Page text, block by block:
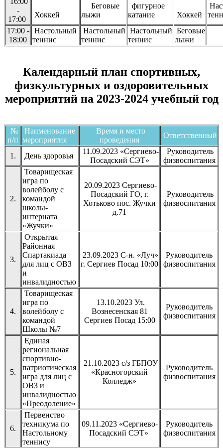
-
17:00
Хоккей
Беговые
лыжи
фигурное
катание
Хоккей
17:00 -
18:00
Настольный
теннис
Настольный
теннис
Настольный
теннис
Беговые
лыжи
Календарный план спортивных,
физкультурных и оздоровительных
мероприятий на 2023-2024 учебный год
№
п/п
Наименование
мероприятия
Время и место
проведения
Ответственный
1. День здоровья
11.09.2023 «Сергиево-
Посадский СЭТ»
Руководитель
физвоспитания
2.
Товарищеская
игра по
волейболу с
командой
школы-
интерната
«Жучки»
20.09.2023 Сергиево-
Посадский ГО, г.
Хотьково пос. Жучки
д.71
Руководитель
физвоспитания
3.
Открытая
Районная
Спартакиада
для лиц с ОВЗ
и
инвалидностью
23.09.2023 С-н. «Луч»
г. Сергиев Посад 10:00
Руководитель
физвоспитания
4.
Товарищеская
игра по
волейболу с
командой
Школы №7
13.10.2023 Ул.
Вознесенская 81
Сергиев Посад 15:00
Руководитель
физвоспитания
5.
Единая
региональная
спортивно-
патриотическая
игра для лиц с
ОВЗ и
инвалидностью
«Преодоление»
21.10.2023 с/з ГБПОУ
«Красногорский
Колледж»
Руководитель
физвоспитания
6.
Первенство
техникума по
Настольному
теннису
09.11.2023 «Сергиево-
Посадский СЭТ»
Руководитель
физвоспитания